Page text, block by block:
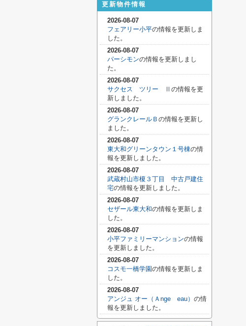
更新物件情報
2026-08-07
フェアリー小平の情報を更新しま
した。
2026-08-07
パーシモンの情報を更新しまし
た。
2026-08-07
サクセス ツリー Ⅱ の情報を更
新しました。
2026-08-07
グランクレールＢ の情報を更新し
ました。
2026-08-07
東大和グリーンタウン１号棟の情
報を更新しました。
2026-08-07
武蔵村山市榎３丁目 中古戸建住
宅の情報を更新しました。
2026-08-07
セザール東大和の情報を更新しま
した。
2026-08-07
小平ファミリーマンションの情報
を更新しました。
2026-08-07
コスモ一橋学園の情報を更新しま
した。
2026-08-07
アンジュ オー（Ａnge eau） の情
報を更新しました。